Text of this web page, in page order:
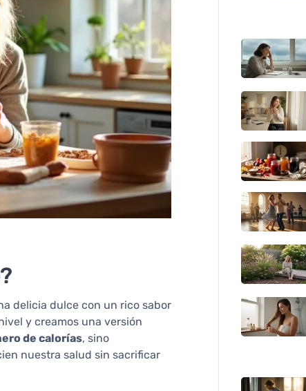
delicia dulce con un rico sabor
y creamos una versión
de calorías, sino
nuestra salud sin sacrificar